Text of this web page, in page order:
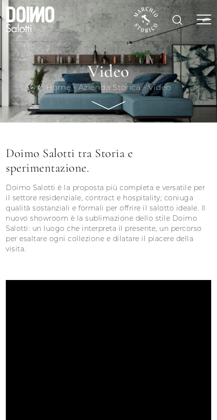
Video
Home-Azienda Storica - Video
Doimo Salotti tra Storia e
sperimentazione.
Doimo Salotti è la proposta più completa e versatile per
il settore residenziale, contract e hospitality; coniuga
qualità sostanziali e formali per offrire il salotto ideale. Il
nuovo showroom è la sublimazione dello stile Doimo
Salotti: un luogo che interpreta il presente, un percorso
per esaltare ogni collezione e dilatare il piacere della
visita.